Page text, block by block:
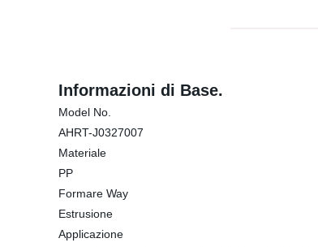
Informazioni di Base.
Model No.
AHRT-J0327007
Materiale
PP
Formare Way
Estrusione
Applicazione